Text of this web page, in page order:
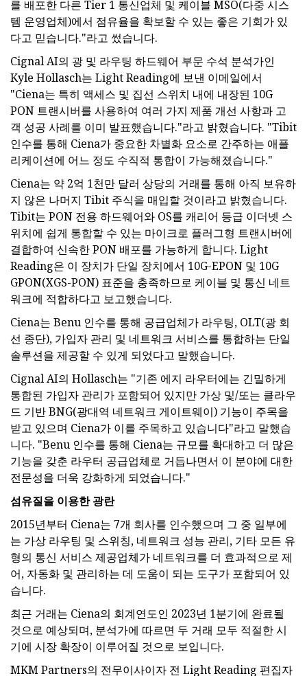
를 배포한 다른 Tier 1 통신업체 및 케이블 MSO(다중 시스
템 운영업체)에서 점유율을 확보할 수 있는 좋은 기회가 있
다고 믿습니다."라고 썼습니다.
Cignal AI의 광 및 라우팅 하드웨어 부문 수석 분석가인
Kyle Hollasch는 Light Reading에 보낸 이메일에서
"Ciena는 특히 액세스 및 집선 스위치 내에 내장된 10G
PON 트랜시버를 사용하여 여러 가지 제품 개선 사항과 고
객 성공 사례를 이미 발표했습니다."라고 밝혔습니다. "Tibit
인수를 통해 Ciena가 중요한 차별화 요소로 간주하는 애플
리케이션에 어느 정도 수직적 통합이 가능해졌습니다."
Ciena는 약 2억 1천만 달러 상당의 거래를 통해 아직 보유하
지 않은 나머지 Tibit 주식을 매입할 것이라고 밝혔습니다.
Tibit는 PON 전용 하드웨어와 OS를 캐리어 등급 이더넷 스
위치에 쉽게 통합할 수 있는 마이크로 플러그형 트랜시버에
결합하여 신속한 PON 배포를 가능하게 합니다. Light
Reading은 이 장치가 단일 장치에서 10G-EPON 및 10G
GPON(XGS-PON) 표준을 충족하므로 케이블 및 통신 네트
워크에 적합하다고 보고했습니다.
Ciena는 Benu 인수를 통해 공급업체가 라우팅, OLT(광 회
선 종단), 가입자 관리 및 네트워크 서비스를 통합하는 단일
솔루션을 제공할 수 있게 되었다고 말했습니다.
Cignal AI의 Hollasch는 "기존 에지 라우터에는 긴밀하게
통합된 가입자 관리가 포함되어 있지만 가상 및/또는 클라우
드 기반 BNG(광대역 네트워크 게이트웨이) 기능이 주목을
받고 있으며 Ciena가 이를 주목하고 있습니다"라고 말했습
니다. "Benu 인수를 통해 Ciena는 규모를 확대하고 더 많은
기능을 갖춘 라우터 공급업체로 거듭나면서 이 분야에 대한
전문성을 더욱 강화하게 되었습니다."
섬유질을 이용한 광란
2015년부터 Ciena는 7개 회사를 인수했으며 그 중 일부에
는 가상 라우팅 및 스위칭, 네트워크 성능 관리, 기타 모든 유
형의 통신 서비스 제공업체가 네트워크를 더 효과적으로 제
어, 자동화 및 관리하는 데 도움이 되는 도구가 포함되어 있
습니다.
최근 거래는 Ciena의 회계연도인 2023년 1분기에 완료될
것으로 예상되며, 분석가에 따르면 두 거래 모두 적절한 시
기에 시장 확장이 이루어질 것으로 보입니다.
MKM Partners의 전무이사이자 전 Light Reading 편집자